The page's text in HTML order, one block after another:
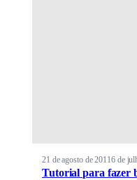
21 de agosto de 20116 de
Tutorial para fazer